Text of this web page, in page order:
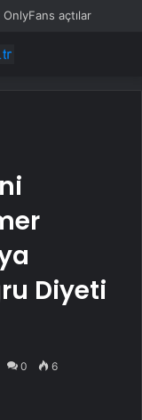
şu 10 ülke kaldı
Diyeti
0 6